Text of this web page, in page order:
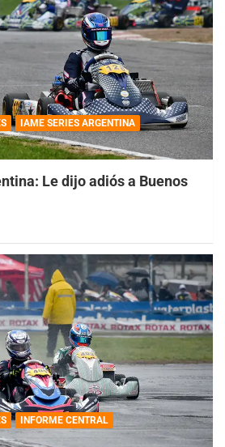
IAME SERIES ARGENTINA
Le dijo adiós a Buenos
INFORME CENTRAL